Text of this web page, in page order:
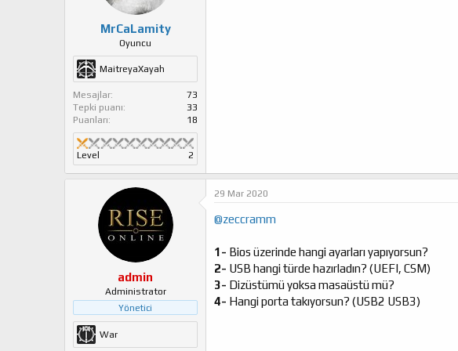
MrCaLamity
Oyuncu
MaitreyaXayah
Mesajlar
73
Tepki puanı
33
Puanları
18
Level 2
admin
Administrator
Yönetici
War
29 Mar 2020
@zeccramm
1- Bios üzerinde hangi ayarları yapıyorsun?
2- USB hangi türde hazırladın? (UEFI, CSM)
3- Dizüstümü yoksa masaüstü mü?
4- Hangi porta takıyorsun? (USB2 USB3)